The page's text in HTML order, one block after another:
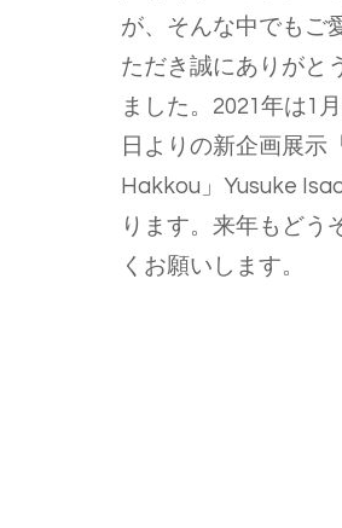
が、そんな中でもご
ただき誠にありがと
ました。2021年は1
日よりの新企画展示
Hakkou」Yusuke
ります。来年もどう
くお願いします。